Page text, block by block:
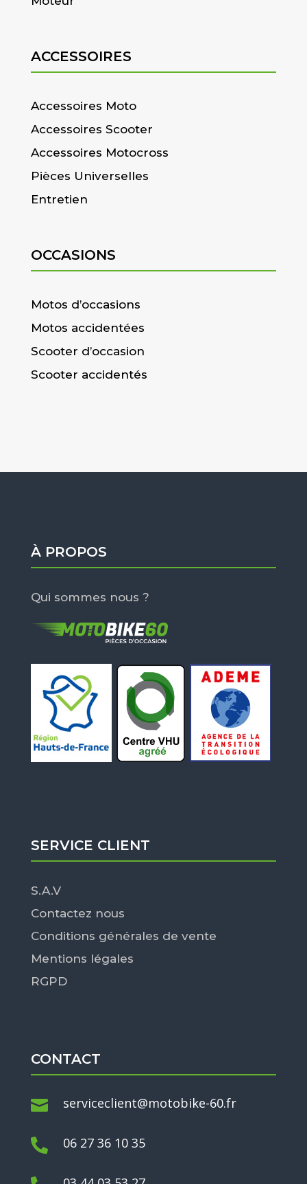
ACCESSOIRES
Accessoires Moto
Accessoires Scooter
Accessoires Motocross
Pièces Universelles
Entretien
OCCASIONS
Motos d’occasions
Motos accidentées
Scooter d’occasion
Scooter accidentés
À PROPOS
Qui sommes nous ?
SERVICE CLIENT
S.A.V
Contactez nous
Conditions générales de vente
Mentions légales
RGPD
CONTACT
 serviceclient@motobike-60.fr
 06 27 36 10 35